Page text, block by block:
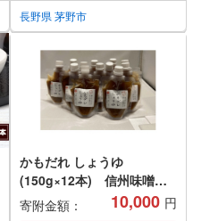
長野県 茅野市
かもだれ しょうゆ
(150g×12本) 信州味噌の
丸井伊藤商店【1576524】
寄附金額： 10,000 円